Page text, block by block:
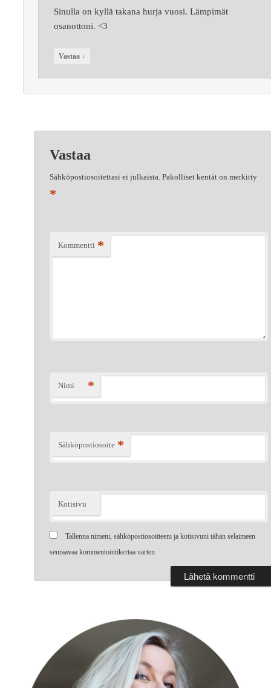
Sinulla on kyllä takana hurja vuosi. Lämpimät
osanottoni. <3
Vastaa ↓
Vastaa
Sähköpostiosoitettasi ei julkaista. Pakolliset kentät on merkitty
*
Kommentti *
Nimi *
Sähköpostiosoite *
Kotisivu
Tallenna nimeni, sähköpostiosoitteeni ja kotisivuni tähän selaimeen
seuraavaa kommentointikertaa varten.